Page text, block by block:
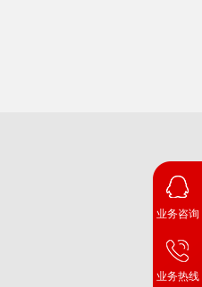
业务咨询
业务热线